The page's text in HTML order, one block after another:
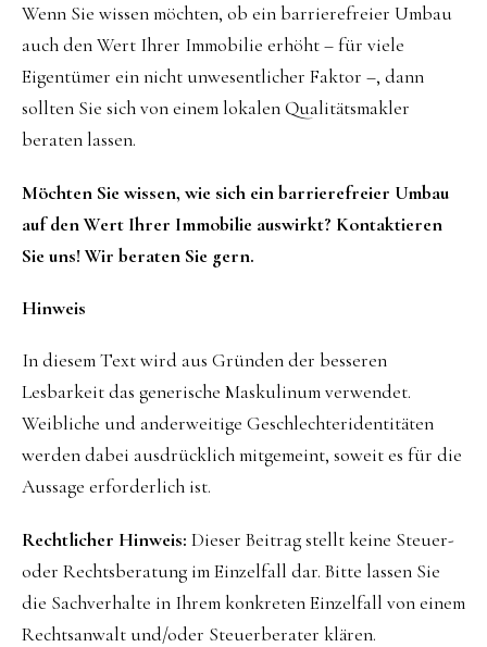
Wenn Sie wissen möchten, ob ein barrierefreier Umbau
auch den Wert Ihrer Immobilie erhöht – für viele
Eigentümer ein nicht unwesentlicher Faktor –, dann
sollten Sie sich von einem lokalen Qualitätsmakler
beraten lassen.
Möchten Sie wissen, wie sich ein barrierefreier Umbau
auf den Wert Ihrer Immobilie auswirkt? Kontaktieren
Sie uns! Wir beraten Sie gern.
Hinweis
In diesem Text wird aus Gründen der besseren
Lesbarkeit das generische Maskulinum verwendet.
Weibliche und anderweitige Geschlechteridentitäten
werden dabei ausdrücklich mitgemeint, soweit es für die
Aussage erforderlich ist.
Rechtlicher Hinweis: Dieser Beitrag stellt keine Steuer-
oder Rechtsberatung im Einzelfall dar. Bitte lassen Sie
die Sachverhalte in Ihrem konkreten Einzelfall von einem
Rechtsanwalt und/oder Steuerberater klären.